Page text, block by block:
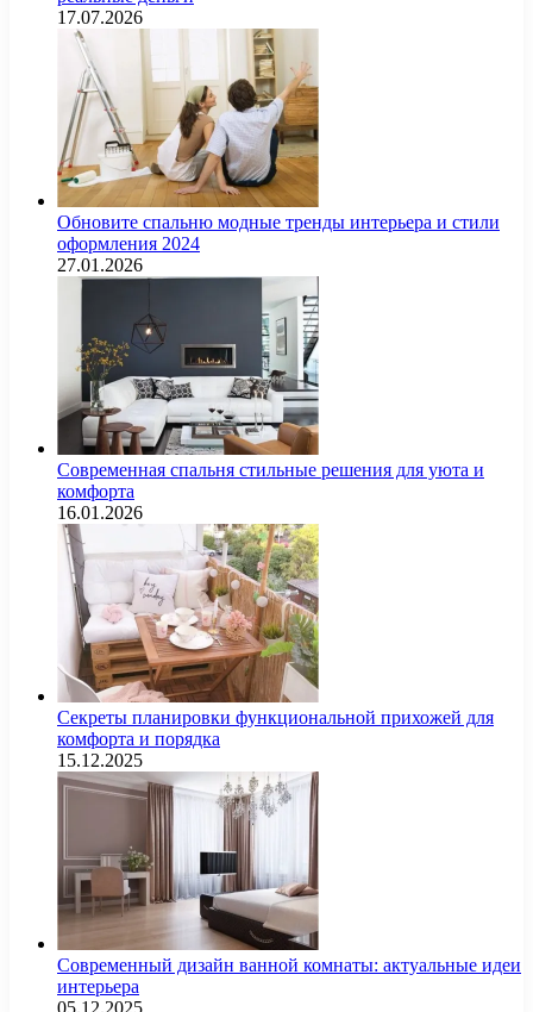
17.07.2026
Обновите спальню модные тренды интерьера и стили
оформления 2024
27.01.2026
Современная спальня стильные решения для уюта и
комфорта
16.01.2026
Секреты планировки функциональной прихожей для
комфорта и порядка
15.12.2025
Современный дизайн ванной комнаты: актуальные идеи
интерьера
05.12.2025